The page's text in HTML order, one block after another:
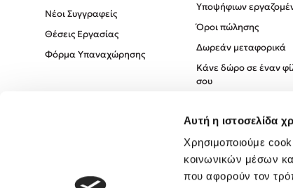
Αυτή η ιστοσελίδα
Χρησιμοποιούμε
κοινωνικών μέσων
που αφορούν τον
Νέοι Συγγραφείς
Θέσεις Εργασίας
Φόρμα Υπαναχώρησης
Υποψήφιων
Όροι πώλησης
Δωρεάν μεταφορικά
Κάνε δώρο σε έναν
σου
Πολιτική Απορρήτου
Όροι χρήσης